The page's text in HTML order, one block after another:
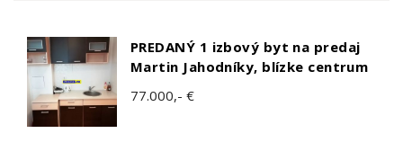
PREDANÝ 1 izbový byt na predaj
Martin Jahodníky, blízke centrum
77.000,- €